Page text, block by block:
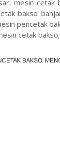
mesin cetak
bakso
pencetak
cetak
BAKSO: